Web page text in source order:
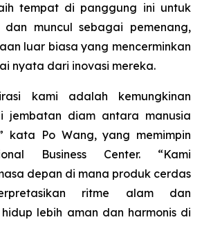
tempat di panggung ini untuk
muncul sebagai pemenang,
luar biasa yang mencerminkan
nyata dari inovasi mereka.
kami adalah kemungkinan
jembatan diam antara manusia
kata Po Wang, yang memimpin
Business Center. “Kami
depan di mana produk cerdas
ritme alam dan
lebih aman dan harmonis di